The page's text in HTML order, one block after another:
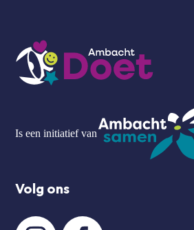
Is een initiatief van
Volg ons